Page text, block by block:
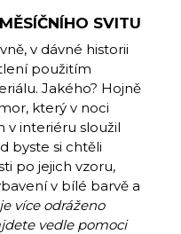
SVITU
v dávné historii
použitím
Jakého? Hojně
který v noci
v interiéru sloužil
byste si chtěli
po jejich vzoru,
v bílé barvě a
více odráženo
vedle pomoci